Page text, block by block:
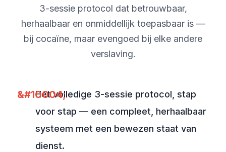
3-sessie protocol dat betrouwbaar,
herhaalbaar en onmiddellijk toepasbaar is —
bij cocaïne, maar evengoed bij elke andere
verslaving.
Het volledige 3-sessie protocol, stap
voor stap — een compleet, herhaalbaar
systeem met een bewezen staat van
dienst.